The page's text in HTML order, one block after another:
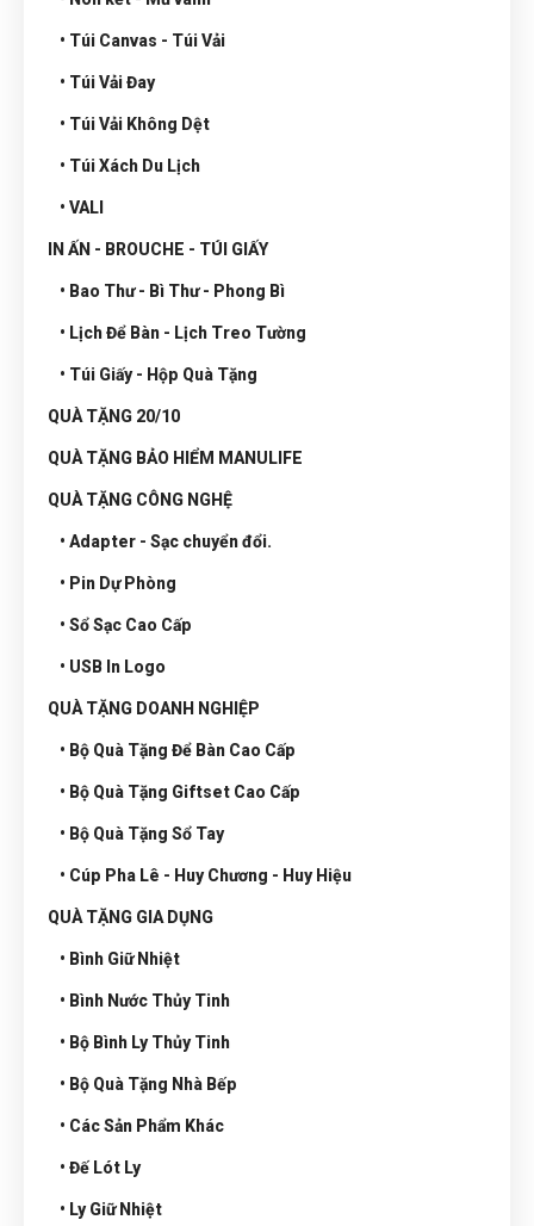
• Túi Canvas - Túi Vải
• Túi Vải Đay
• Túi Vải Không Dệt
• Túi Xách Du Lịch
• VALI
IN ẤN - BROUCHE - TÚI GIẤY
• Bao Thư - Bì Thư - Phong Bì
• Lịch Để Bàn - Lịch Treo Tường
• Túi Giấy - Hộp Quà Tặng
QUÀ TẶNG 20/10
QUÀ TẶNG BẢO HIỂM MANULIFE
QUÀ TẶNG CÔNG NGHỆ
• Adapter - Sạc chuyển đổi.
• Pin Dự Phòng
• Sổ Sạc Cao Cấp
• USB In Logo
QUÀ TẶNG DOANH NGHIỆP
• Bộ Quà Tặng Để Bàn Cao Cấp
• Bộ Quà Tặng Giftset Cao Cấp
• Bộ Quà Tặng Sổ Tay
• Cúp Pha Lê - Huy Chương - Huy Hiệu
QUÀ TẶNG GIA DỤNG
• Bình Giữ Nhiệt
• Bình Nước Thủy Tinh
• Bộ Bình Ly Thủy Tinh
• Bộ Quà Tặng Nhà Bếp
• Các Sản Phẩm Khác
• Đế Lót Ly
• Ly Giữ Nhiệt